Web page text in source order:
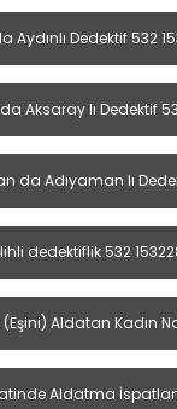
Aydınlı Dedektif 532
Aksaray lı Dedektif
da Adıyaman lı
dedektiflik 532
(Eşini) Aldatan Kadın
Aldatma